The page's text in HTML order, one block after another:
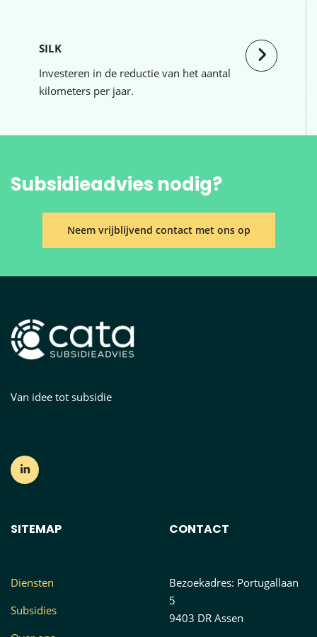
SILK
Investeren in de reductie van het aantal
kilometers per jaar.
Subsidieadvies nodig?
Neem vrijblijvend contact met ons op
Van idee tot subsidie
SITEMAP
Diensten
Subsidies
CONTACT
Bezoekadres: Portugallaan
5
9403 DR Assen